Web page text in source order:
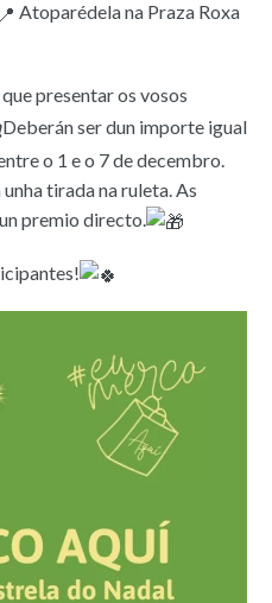
Atoparédela na Praza Roxa
presentar os vosos
Deberán ser dun importe igual
o 1 e o 7 de decembro.
tirada na ruleta. As
premio directo.